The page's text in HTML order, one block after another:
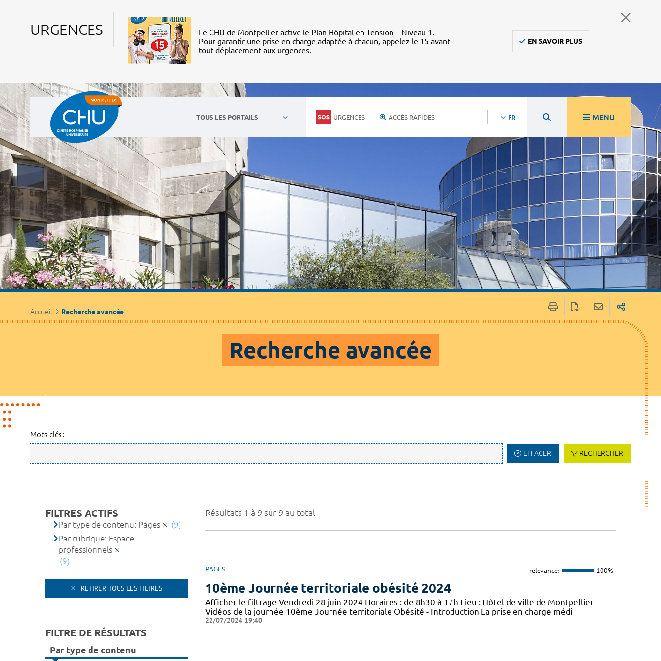
URGENCES
Le CHU de Montpellier active le Plan Hôpital en Tension – Niveau 1.
Pour garantir une prise en charge adaptée à chacun, appelez le 15 avant
tout déplacement aux urgences.
EN SAVOIR PLUS
TOUS LES PORTAILS URGENCES ACCÈS RAPIDES FR MENU
Accueil Recherche avancée
Recherche avancée
Mots-clés :
EFFACER RECHERCHER
Résultats 1 à 9 sur 9 au total
PAGES relevance: 100%
10ème Journée territoriale obésité 2024
Afficher le filtrage Vendredi 28 juin 2024 Horaires : de 8h30 à 17h Lieu : Hôtel de ville de Montpellier
Vidéos de la journée 10ème Journée territoriale Obésité - Introduction La prise en charge médi
22/07/2024 19:40
FILTRES ACTIFS
Par type de contenu: Pages
(9)
Par rubrique: Espace
professionnels
(9)
RETIRER TOUS LES FILTRES
FILTRE DE RÉSULTATS
Par type de contenu